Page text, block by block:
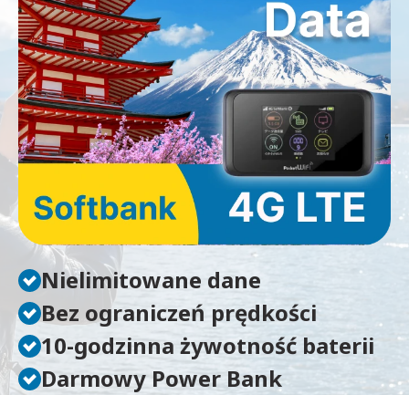
Nielimitowane dane
Bez ograniczeń prędkości
10-godzinna żywotność baterii
Darmowy Power Bank